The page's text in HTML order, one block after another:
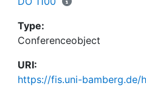
Type:
Conferenceobject
URI:
https://fis.uni-bamberg.de/